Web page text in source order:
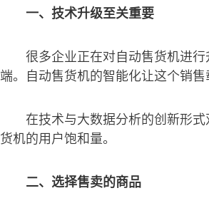
一、技术升级至关重要
很多企业正在对自动售货机进
端。自动售货机的智能化让这个销
在技术与大数据分析的创新形
货机的用户饱和量。
二、选择售卖的商品